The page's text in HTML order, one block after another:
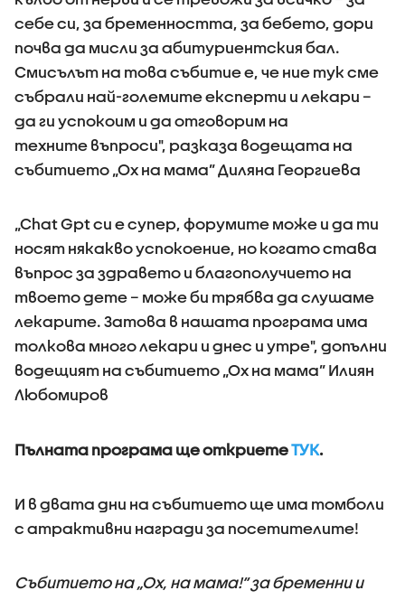
себе си, за бременността, за бебето, дори
почва да мисли за абитуриентския бал.
Смисълът на това събитие е, че ние тук сме
събрали най-големите експерти и лекари –
да ги успокоим и да отговорим на
техните въпроси", разказа водещата на
събитието „Ох на мама” Диляна Георгиева
„Chat Gpt си е супер, форумите може и да ти
носят някакво успокоение, но когато става
въпрос за здравето и благополучието на
твоето дете – може би трябва да слушаме
лекарите. Затова в нашата програма има
толкова много лекари и днес и утре", допълни
водещият на събитието „Ох на мама” Илиян
Любомиров
Пълната програма ще откриетеТУК.
И в двата дни на събитието ще има томболи
с атрактивни награди за посетителите!
Събитието на „Ох, на мама!“ за бременни и